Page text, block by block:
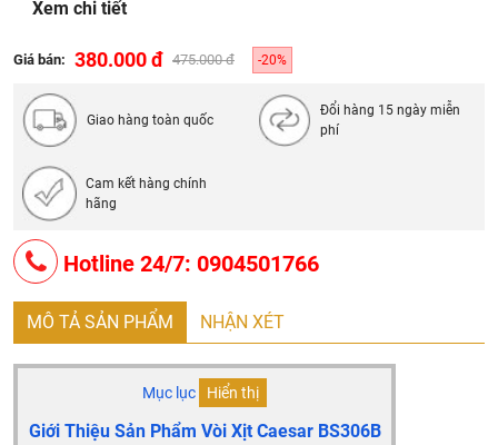
- Nơi sản xuất : Việt Nam
Xem chi tiết
Giá bán: 380.000 đ 475.000 đ -20%
Giao hàng toàn quốc
Đổi hàng 15 ngày miễn
phí
Cam kết hàng chính
hãng
Hotline 24/7: 0904501766
MÔ TẢ SẢN PHẨM NHẬN XÉT
Mục lục Hiển thị
Giới Thiệu Sản Phẩm Vòi Xịt Caesar BS306B